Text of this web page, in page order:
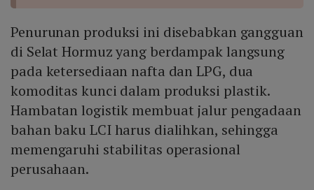
Penurunan produksi ini disebabkan gangguan
di Selat Hormuz yang berdampak langsung
pada ketersediaan nafta dan LPG, dua
komoditas kunci dalam produksi plastik.
Hambatan logistik membuat jalur pengadaan
bahan baku LCI harus dialihkan, sehingga
memengaruhi stabilitas operasional
perusahaan.